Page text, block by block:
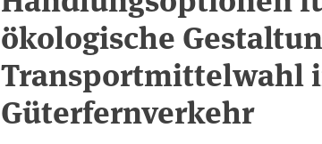
ökologische
Transportmittelwahl
Güterfernverkehr